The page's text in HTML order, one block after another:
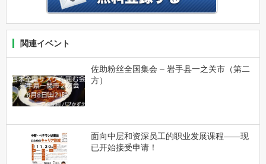
関連イベント
佐助粉丝全国集会 – 岩手县一之关市（第二
方）
面向中层和资深员工的职业发展课程——现
已开始接受申请！